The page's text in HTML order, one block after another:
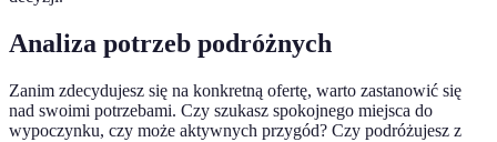
Analiza potrzeb podróżnych
Zanim zdecydujesz się na konkretną ofertę, warto zastanowić się
nad swoimi potrzebami. Czy szukasz spokojnego miejsca do
wypoczynku, czy może aktywnych przygód? Czy podróżujesz z